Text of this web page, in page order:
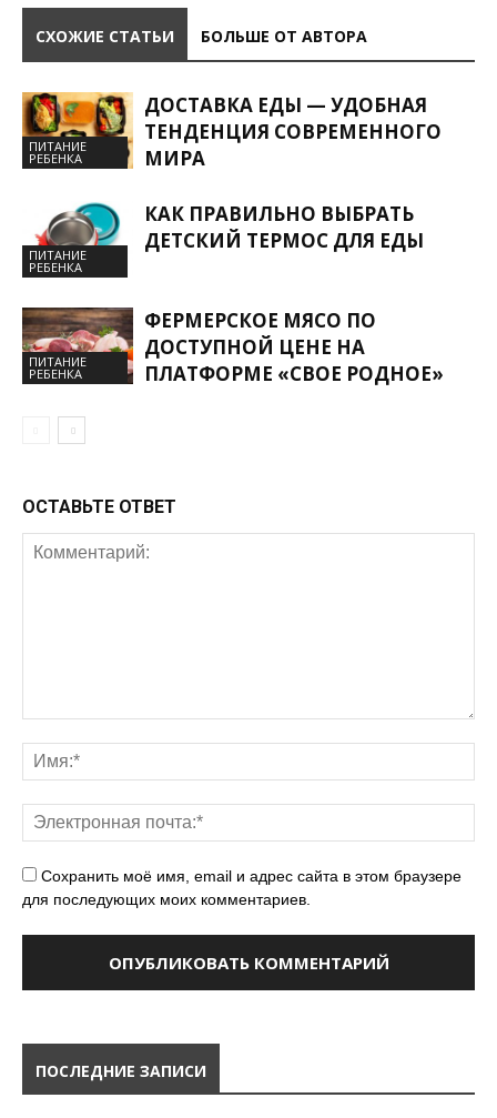
СХОЖИЕ СТАТЬИ БОЛЬШЕ ОТ АВТОРА
ПИТАНИЕ
РЕБЕНКА
ДОСТАВКА ЕДЫ — УДОБНАЯ
ТЕНДЕНЦИЯ СОВРЕМЕННОГО
МИРА
ПИТАНИЕ
РЕБЕНКА
КАК ПРАВИЛЬНО ВЫБРАТЬ
ДЕТСКИЙ ТЕРМОС ДЛЯ ЕДЫ
ПИТАНИЕ
РЕБЕНКА
ФЕРМЕРСКОЕ МЯСО ПО
ДОСТУПНОЙ ЦЕНЕ НА
ПЛАТФОРМЕ «СВОЕ РОДНОЕ»
ОСТАВЬТЕ ОТВЕТ
Сохранить моё имя, email и адрес сайта в этом браузере
для последующих моих комментариев.
ПОСЛЕДНИЕ ЗАПИСИ